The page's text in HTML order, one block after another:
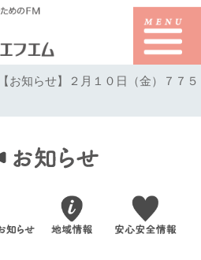
【お知らせ】２月１０日（金）７７５